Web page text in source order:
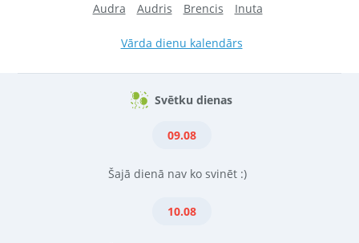
Audra Audris Brencis Inuta
Vārda dienu kalendārs
Svētku dienas
09.08
Šajā dienā nav ko svinēt :)
10.08